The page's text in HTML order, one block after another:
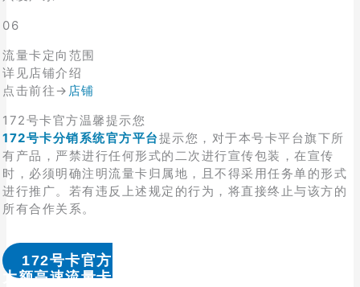
06
流量卡定向范围
详见店铺介绍
点击前往→ 店铺
172号卡官方温馨提示您
172号卡分销系统官方平台提示您，对于本号卡平台旗下所
有产品，严禁进行任何形式的二次进行宣传包装，在宣传
时，必须明确注明流量卡归属地，且不得采用任务单的形式
进行推广。若有违反上述规定的行为，将直接终止与该方的
所有合作关系。
172号卡官方
大额高速流量卡办理 & 流量卡代理加盟